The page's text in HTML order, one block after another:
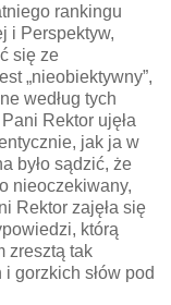
rankingu
i Perspektyw,
się ze
„nieobiektywny”,
według tych
Rektor ujęła
jak ja w
było sądzić, że
nieoczekiwany,
Rektor zajęła się
którą
zresztą tak
gorzkich słów pod